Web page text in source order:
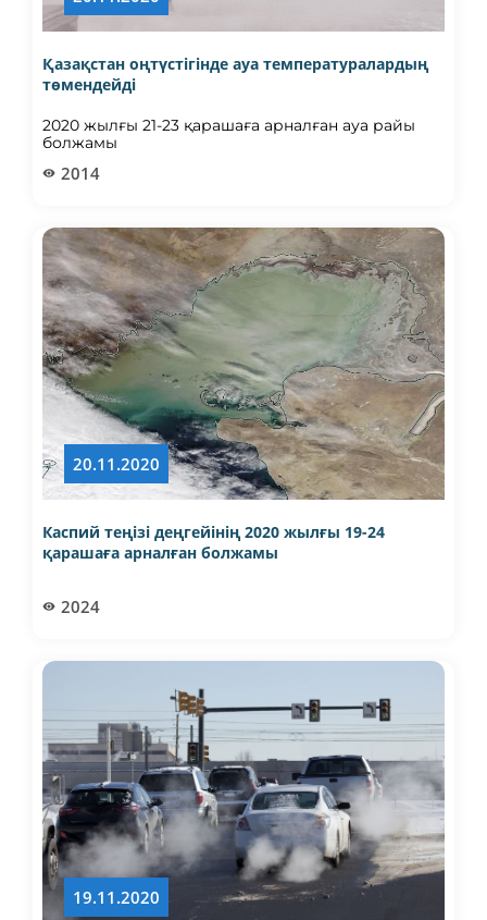
Қазақстан оңтүстігінде ауа температуралардың
төмендейді
2020 жылғы 21-23 қарашаға арналған ауа райы
болжамы
2014
20.11.2020
Каспий теңізі деңгейінің 2020 жылғы 19-24
қарашаға арналған болжамы
2024
19.11.2020